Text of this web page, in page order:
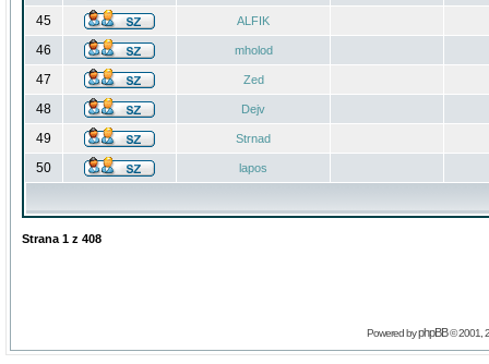
45 ALFIK
46 mholod
47 Zed
48 Dejv
49 Strnad
50 lapos
Strana 1 z 408
Powered byphpBB© 2001,